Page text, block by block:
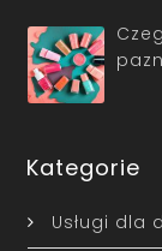
Kategorie
Usługi dla